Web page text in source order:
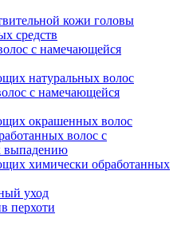
кожи головы
средств
с намечающейся
натуральных волос
с намечающейся
окрашенных волос
волос с
выпадению
химически обработанных
уход
перхоти